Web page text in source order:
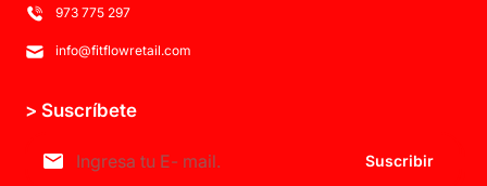
973 775 297
info@fitflowretail.com
> Suscríbete
Suscribir